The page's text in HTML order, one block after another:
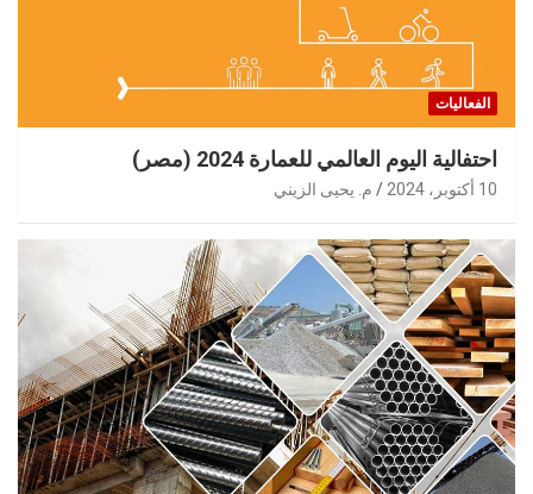
الفعاليات
احتفالية اليوم العالمي للعمارة 2024 (مصر)
10 أكتوبر، 2024 م. يحيى الزيني